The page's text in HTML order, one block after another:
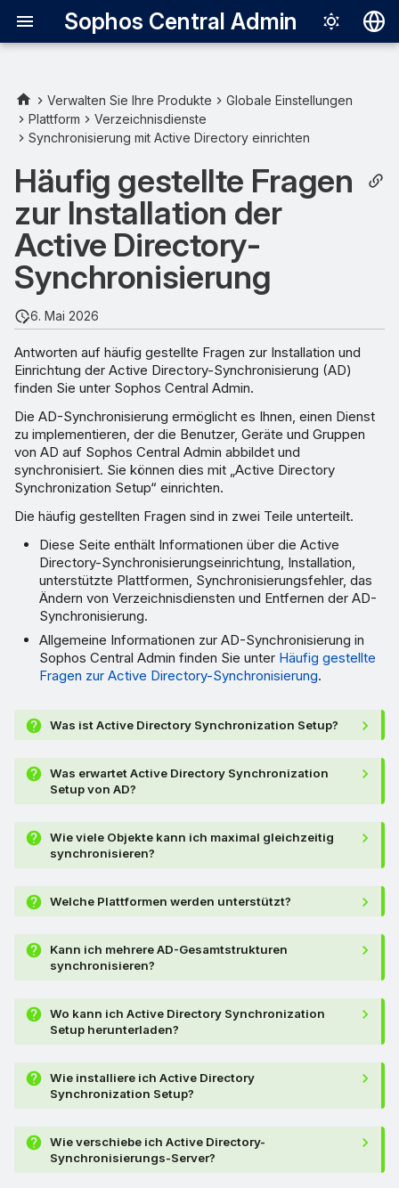
Sophos Central Admin
English
Italiano
Verwalten Sie Ihre Produkte
Globale Einstellungen
Plattform
Verzeichnisdienste
Synchronisierung mit Active Directory einrichten
Häufig gestellte Fragen
zur Installation der
Active Directory-
Synchronisierung
6. Mai 2026
Antworten auf häufig gestellte Fragen zur Installation und
Einrichtung der Active Directory-Synchronisierung (AD)
finden Sie unter Sophos Central Admin.
Die AD-Synchronisierung ermöglicht es Ihnen, einen Dienst
zu implementieren, der die Benutzer, Geräte und Gruppen
von AD auf Sophos Central Admin abbildet und
synchronisiert. Sie können dies mit „Active Directory
Synchronization Setup“ einrichten.
Die häufig gestellten Fragen sind in zwei Teile unterteilt.
Diese Seite enthält Informationen über die Active
Directory-Synchronisierungseinrichtung, Installation,
unterstützte Plattformen, Synchronisierungsfehler, das
Ändern von Verzeichnisdiensten und Entfernen der AD-
Synchronisierung.
Allgemeine Informationen zur AD-Synchronisierung in
Sophos Central Admin finden Sie unter Häufig gestellte
Fragen zur Active Directory-Synchronisierung.
Was ist Active Directory Synchronization Setup?
Was erwartet Active Directory Synchronization
Setup von AD?
Wie viele Objekte kann ich maximal gleichzeitig
synchronisieren?
Welche Plattformen werden unterstützt?
Kann ich mehrere AD-Gesamtstrukturen
synchronisieren?
Wo kann ich Active Directory Synchronization
Setup herunterladen?
Wie installiere ich Active Directory
Synchronization Setup?
Wie verschiebe ich Active Directory-
Synchronisierungs-Server?